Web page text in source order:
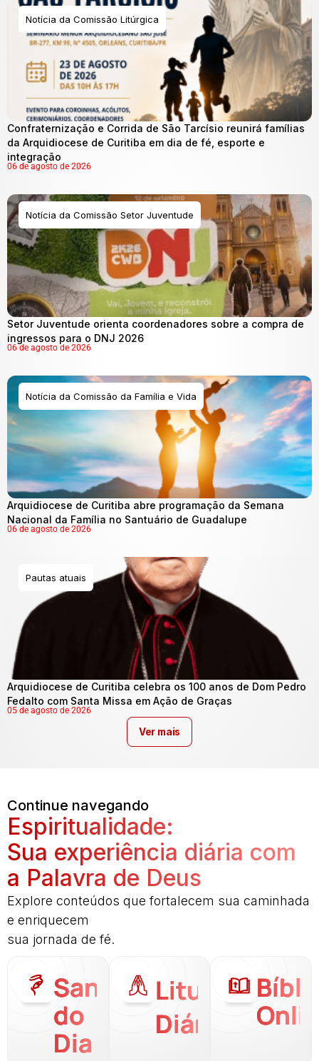
Notícia da Comissão Litúrgica
Confraternização e Corrida de São Tarcísio reunirá famílias
da Arquidiocese de Curitiba em dia de fé, esporte e
integração
06 de agosto de 2026
Notícia da Comissão Setor Juventude
Setor Juventude orienta coordenadores sobre a compra de
ingressos para o DNJ 2026
06 de agosto de 2026
Notícia da Comissão da Família e Vida
Arquidiocese de Curitiba abre programação da Semana
Nacional da Família no Santuário de Guadalupe
06 de agosto de 2026
Pautas atuais
Arquidiocese de Curitiba celebra os 100 anos de Dom Pedro
Fedalto com Santa Missa em Ação de Graças
05 de agosto de 2026
Ver mais
Continue navegando
Espiritualidade:
Sua experiência diária com
a Palavra de Deus
Explore conteúdos que fortalecem sua caminhada
e enriquecem
sua jornada de fé.
Santo
do
Dia
Liturgia
Diária